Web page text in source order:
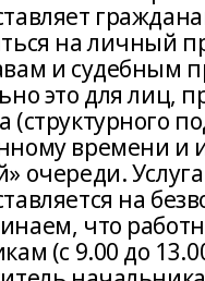
на личный
и судебным
это для лиц,
(структурного
времени и
очереди.
на
что
(с 9.00 до